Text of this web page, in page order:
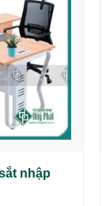
nhập